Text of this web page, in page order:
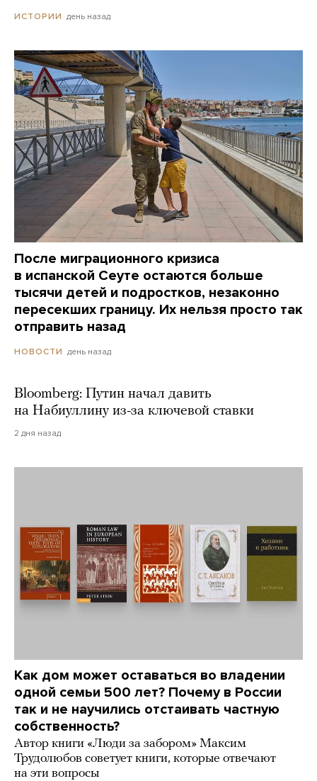
ИСТОРИИ день назад
После миграционного кризиса
в испанской Сеуте остаются больше
тысячи детей и подростков, незаконно
пересекших границу. Их нельзя просто так
отправить назад
НОВОСТИ день назад
Bloomberg: Путин начал давить
на Набиуллину из-за ключевой ставки
2 дня назад
Как дом может оставаться во владении
одной семьи 500 лет? Почему в России
так и не научились отстаивать частную
собственность?
Автор книги «Люди за забором» Максим
Трудолюбов советует книги, которые отвечают
на эти вопросы